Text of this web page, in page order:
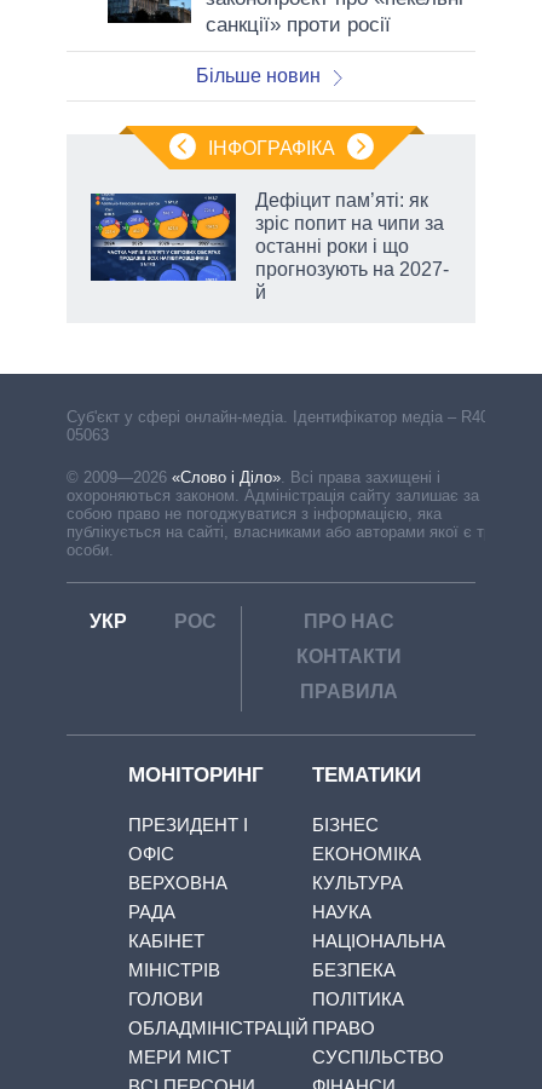
санкції» проти росії
Більше новин
ІНФОГРАФІКА
Дефіцит пам’яті: як
зріс попит на чипи за
останні роки і що
прогнозують на 2027-
й
Cуб'єкт у сфері онлайн-медіа. Ідентифікатор медіа – R40-
05063
© 2009—2026 «Слово і Діло» Всі права захищені і
охороняються законом. Адміністрація сайту залишає за
собою право не погоджуватися з інформацією, яка
публікується на сайті, власниками або авторами якої є треті
особи.
УКР РОС
ПРО НАС
КОНТАКТИ
ПРАВИЛА
МОНІТОРИНГ
ПРЕЗИДЕНТ І
ОФІС
ВЕРХОВНА
РАДА
КАБІНЕТ
МІНІСТРІВ
ГОЛОВИ
ОБЛАДМІНІСТРАЦІЙ
МЕРИ МІСТ
ТЕМАТИКИ
БІЗНЕС
ЕКОНОМІКА
КУЛЬТУРА
НАУКА
НАЦІОНАЛЬНА
БЕЗПЕКА
ПОЛІТИКА
ПРАВО
СУСПІЛЬСТВО